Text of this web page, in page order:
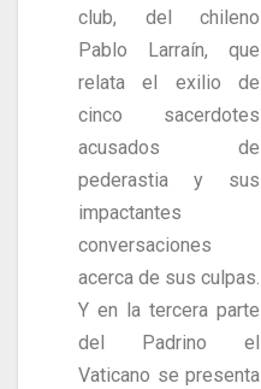
club, del chileno
Pablo Larraín, que
relata el exilio de
cinco sacerdotes
acusados de
pederastia y sus
impactantes
conversaciones
acerca de sus culpas.
Y en la tercera parte
del Padrino el
Vaticano se presenta